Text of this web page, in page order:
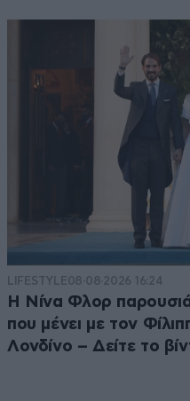
LIFESTYLE08·08·2026 16:24
Η Νίνα Φλορ
που μένει με τον
Λονδίνο – Δείτε το